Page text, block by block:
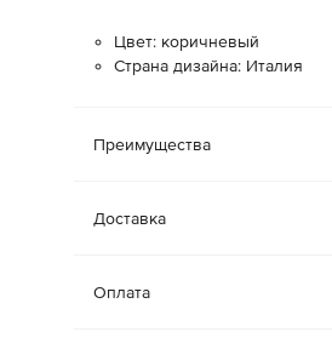
Цвет: коричневый
Страна дизайна: Италия
Преимущества
Доставка
Оплата